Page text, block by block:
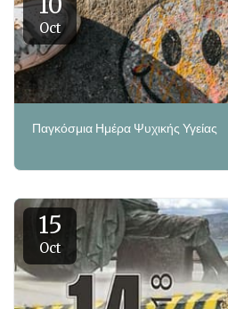
Oct
Παγκόσμια Ημέρα Ψυχικής Υγείας
15
Oct